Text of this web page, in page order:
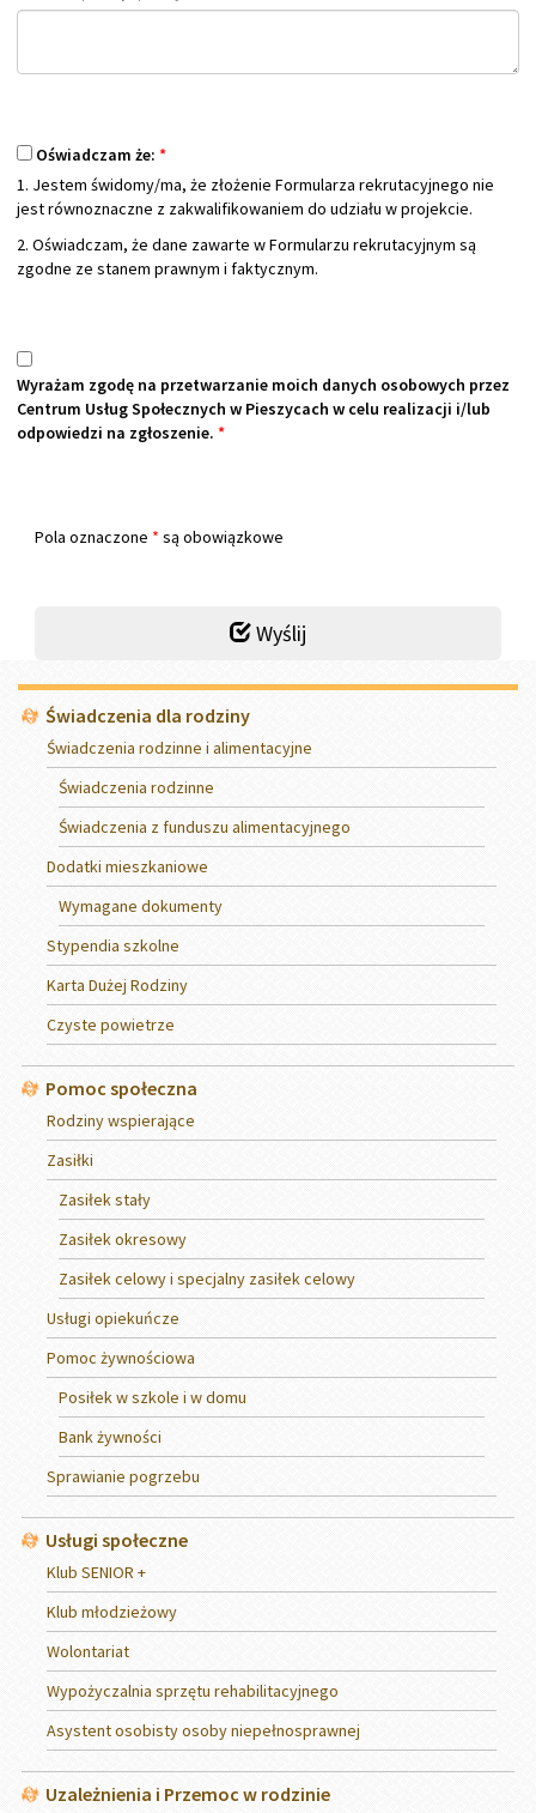
Oświadczam że: *
1. Jestem świdomy/ma, że złożenie Formularza rekrutacyjnego nie
jest równoznaczne z zakwalifikowaniem do udziału w projekcie.
2. Oświadczam, że dane zawarte w Formularzu rekrutacyjnym są
zgodne ze stanem prawnym i faktycznym.
Wyrażam zgodę na przetwarzanie moich danych osobowych przez
Centrum Usług Społecznych w Pieszycach w celu realizacji i/lub
odpowiedzi na zgłoszenie. *
Pola oznaczone * są obowiązkowe
Wyślij
Menu
Świadczenia dla rodziny
Świadczenia rodzinne i alimentacyjne
Świadczenia rodzinne
Świadczenia z funduszu alimentacyjnego
Dodatki mieszkaniowe
Wymagane dokumenty
Stypendia szkolne
Karta Dużej Rodziny
Czyste powietrze
Pomoc społeczna
Rodziny wspierające
Zasiłki
Zasiłek stały
Zasiłek okresowy
Zasiłek celowy i specjalny zasiłek celowy
Usługi opiekuńcze
Pomoc żywnościowa
Posiłek w szkole i w domu
Bank żywności
Sprawianie pogrzebu
Usługi społeczne
Klub SENIOR +
Klub młodzieżowy
Wolontariat
Wypożyczalnia sprzętu rehabilitacyjnego
Asystent osobisty osoby niepełnosprawnej
Uzależnienia i Przemoc w rodzinie